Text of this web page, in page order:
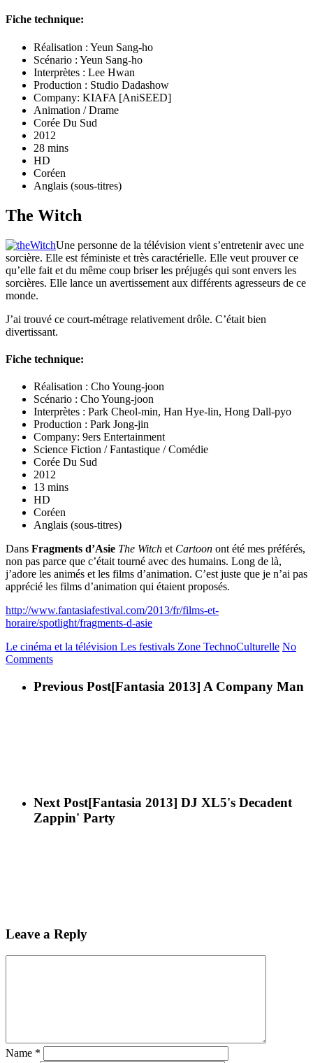
Fiche technique:
Réalisation : Yeun Sang-ho
Scénario : Yeun Sang-ho
Interprètes : Lee Hwan
Production : Studio Dadashow
Company: KIAFA [AniSEED]
Animation / Drame
Corée Du Sud
2012
28 mins
HD
Coréen
Anglais (sous-titres)
The Witch
Une personne de la télévision vient s’entretenir avec une
sorcière. Elle est féministe et très caractérielle. Elle veut prouver ce
qu’elle fait et du même coup briser les préjugés qui sont envers les
sorcières. Elle lance un avertissement aux différents agresseurs de ce
monde.
J’ai trouvé ce court-métrage relativement drôle. C’était bien
divertissant.
Fiche technique:
Réalisation : Cho Young-joon
Scénario : Cho Young-joon
Interprètes : Park Cheol-min, Han Hye-lin, Hong Dall-pyo
Production : Park Jong-jin
Company: 9ers Entertainment
Science Fiction / Fantastique / Comédie
Corée Du Sud
2012
13 mins
HD
Coréen
Anglais (sous-titres)
Dans Fragments d’Asie The Witch et Cartoon ont été mes préférés,
non pas parce que c’était tourné avec des humains. Long de là,
j’adore les animés et les films d’animation. C’est juste que je n’ai pas
apprécié les films d’animation qui étaient proposés.
http://www.fantasiafestival.com/2013/fr/films-et-
horaire/spotlight/fragments-d-asie
Le cinéma et la télévision Les festivals Zone TechnoCulturelle No
Comments
Previous Post[Fantasia 2013] A Company Man
Next Post[Fantasia 2013] DJ XL5's Decadent
Zappin' Party
Leave a Reply
Name *